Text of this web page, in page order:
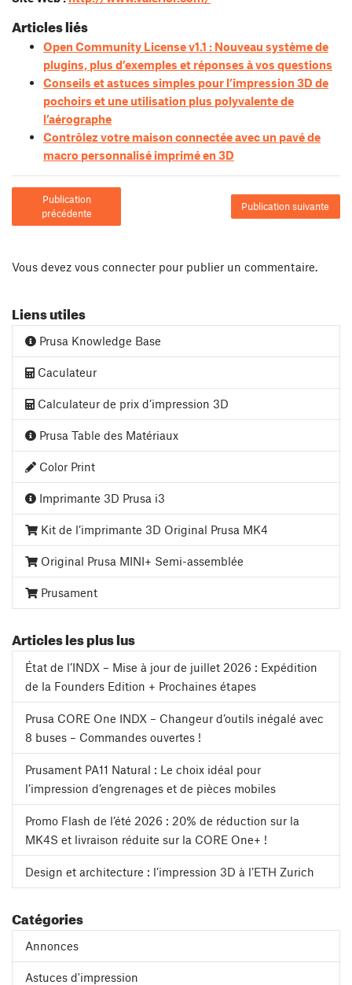
Articles liés
Open Community License v1.1 : Nouveau système de
plugins, plus d’exemples et réponses à vos questions
Conseils et astuces simples pour l’impression 3D de
pochoirs et une utilisation plus polyvalente de
l’aérographe
Contrôlez votre maison connectée avec un pavé de
macro personnalisé imprimé en 3D
Publication
précédente
Publication suivante
Vous devez vous connecter pour publier un commentaire.
Liens utiles
Prusa Knowledge Base
Caculateur
Calculateur de prix d’impression 3D
Prusa Table des Matériaux
Color Print
Imprimante 3D Prusa i3
Kit de l’imprimante 3D Original Prusa MK4
Original Prusa MINI+ Semi-assemblée
Prusament
Articles les plus lus
État de l’INDX – Mise à jour de juillet 2026 : Expédition
de la Founders Edition + Prochaines étapes
Prusa CORE One INDX – Changeur d’outils inégalé avec
8 buses – Commandes ouvertes !
Prusament PA11 Natural : Le choix idéal pour
l’impression d’engrenages et de pièces mobiles
Promo Flash de l’été 2026 : 20% de réduction sur la
MK4S et livraison réduite sur la CORE One+ !
Design et architecture : l’impression 3D à l’ETH Zurich
Catégories
Annonces
Astuces d'impression